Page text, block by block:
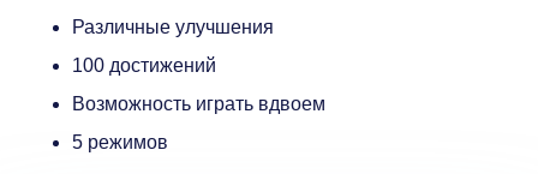
Различные улучшения
100 достижений
Возможность играть вдвоем
5 режимов